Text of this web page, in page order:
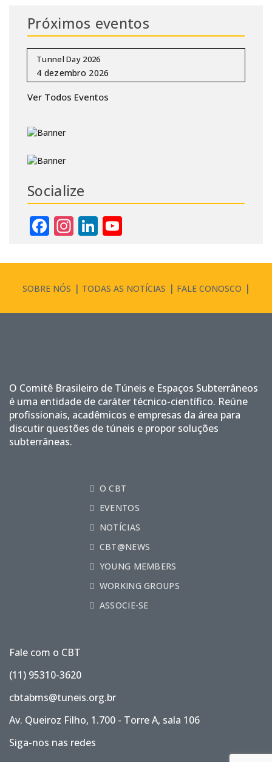
Próximos eventos
Tunnel Day 2026
Ver Todos Eventos
Socialize
Facebook
Instagram
LinkedIn
SOBRE NÓS TODAS AS NOTÍCIAS FALE CONOSCO
O Comitê Brasileiro de Túneis e Espaços Subterrâneos
é uma entidade de caráter técnico-científico. Reúne
profissionais, acadêmicos e empresas da área para
discutir questões de túneis e propor soluções
subterrâneas.
O CBT
EVENTOS
NOTÍCIAS
CBT@NEWS
YOUNG MEMBERS
WORKING GROUPS
ASSOCIE-SE
Fale com o CBT
(11) 95310-3620
cbtabms@tuneis.org.br
Av. Queiroz Filho, 1.700 - Torre A, sala 106
Siga-nos nas redes